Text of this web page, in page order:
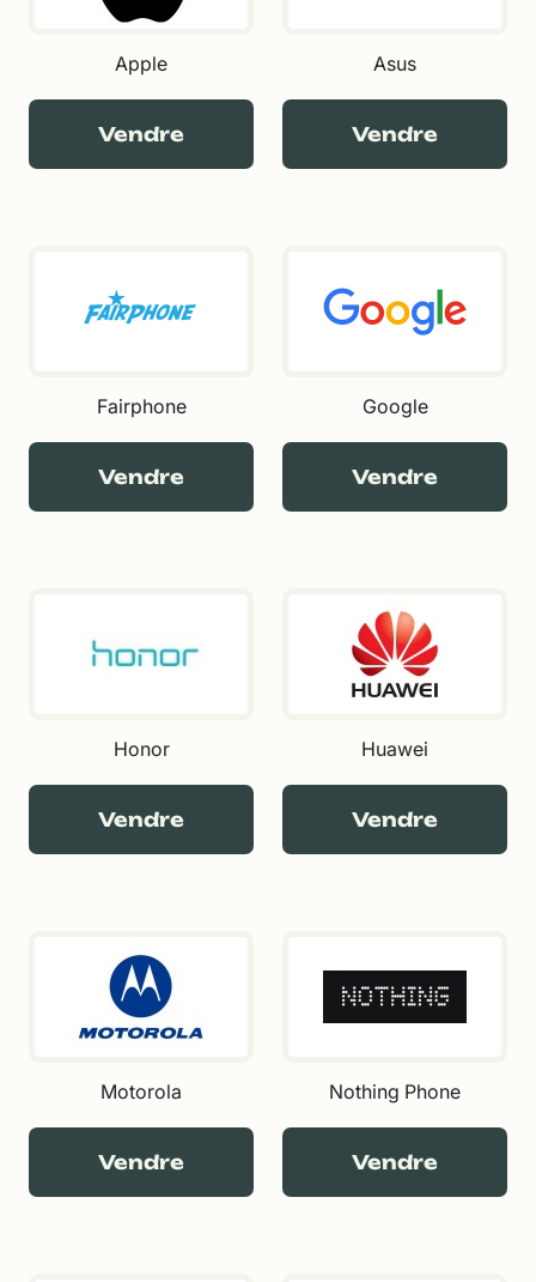
Apple
Vendre
Asus
Vendre
Fairphone
Vendre
Google
Vendre
Honor
Vendre
Huawei
Vendre
Motorola
Vendre
Nothing Phone
Vendre